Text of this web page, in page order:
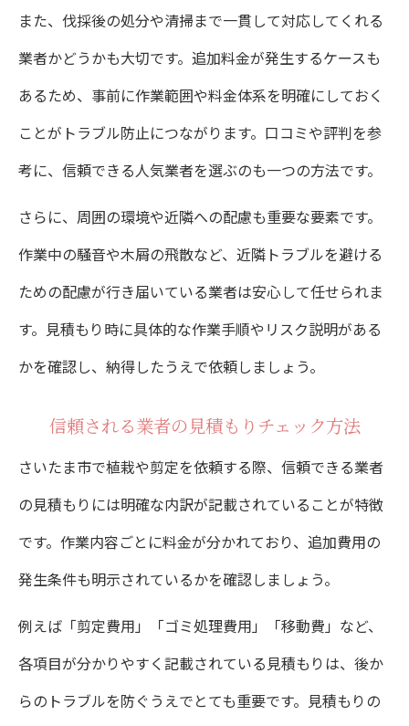
また、伐採後の処分や清掃まで一貫して対応してくれる
業者かどうかも大切です。追加料金が発生するケースも
あるため、事前に作業範囲や料金体系を明確にしておく
ことがトラブル防止につながります。口コミや評判を参
考に、信頼できる人気業者を選ぶのも一つの方法です。
さらに、周囲の環境や近隣への配慮も重要な要素です。
作業中の騒音や木屑の飛散など、近隣トラブルを避ける
ための配慮が行き届いている業者は安心して任せられま
す。見積もり時に具体的な作業手順やリスク説明がある
かを確認し、納得したうえで依頼しましょう。
信頼される業者の見積もりチェック方法
さいたま市で植栽や剪定を依頼する際、信頼できる業者
の見積もりには明確な内訳が記載されていることが特徴
です。作業内容ごとに料金が分かれており、追加費用の
発生条件も明示されているかを確認しましょう。
例えば「剪定費用」「ゴミ処理費用」「移動費」など、
各項目が分かりやすく記載されている見積もりは、後か
らのトラブルを防ぐうえでとても重要です。見積もりの